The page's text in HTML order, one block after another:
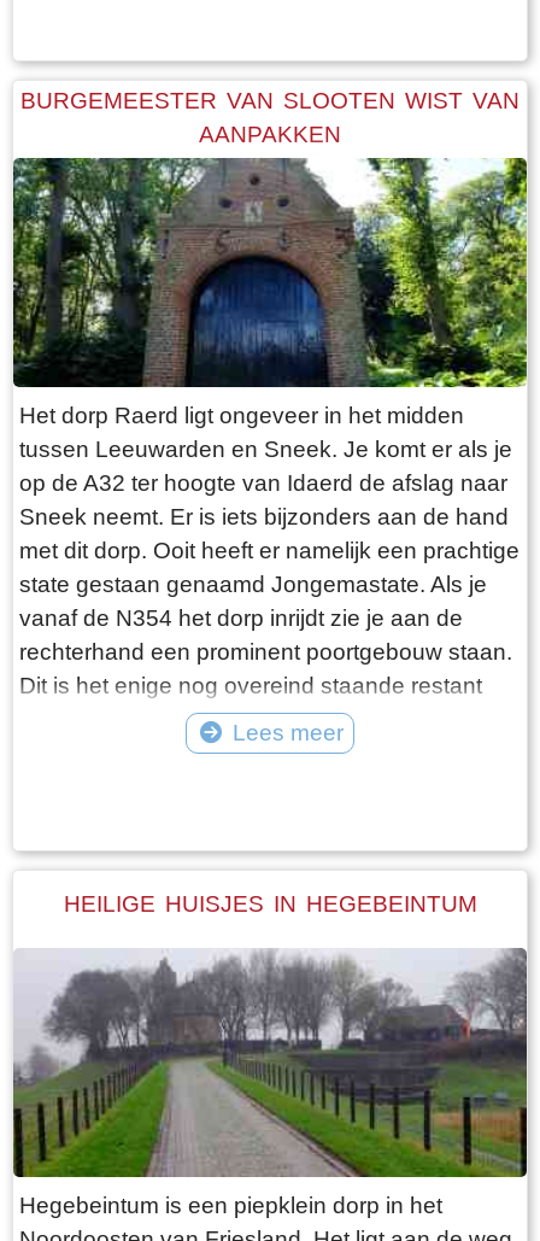
linker restaurant dat sinds een paar jaar in de
voormalige zoutloods gevestigd is. Zolang de
voorraad strekt welteverstaan. De naam
“Laaksumer Bot” suggereert dat de vis terplekke
gevangen wordt. En niets is minder waar.
Tegenover de twee visrestaurants ligt in het
kleinste haventje van Europa eenzaam en
alleen de HL6. Navraag in het restaurant leert
dan dit de vissersboot van de gebroeders De
Vries is. Zij zijn de laatste overgebleven vissers
van Laaksum. Eerder was er sprake van een
bescheiden vloot maar de meeste vissers van
Laaksum zijn er al lang geleden mee gestopt.
De gebroeders De Vries houden het dus nog vol
en vangen regelmatig bot bij Laaksum. Ik hoor
dat de ze inmiddels aardig op leeftijd zijn, in
ieder geval over de zestig. Ik hoop dat ze het
nog even kunnen volhouden tot aan hun
pensioenleeftijd. Want zodra zij ermee stoppen
vangt iedereen bot bij Laaksum.
BURGEMEESTER VAN SLOOTEN WIST VAN
AANPAKKEN
Het dorp Raerd ligt ongeveer in het midden
tussen Leeuwarden en Sneek. Je komt er als je
op de A32 ter hoogte van Idaerd de afslag naar
Sneek neemt. Er is iets bijzonders aan de hand
met dit dorp. Ooit heeft er namelijk een prachtige
state gestaan genaamd Jongemastate. Als je
vanaf de N354 het dorp inrijdt zie je aan de
rechterhand een prominent poortgebouw staan.
Dit is het enige nog overeind staande restant
van Jongemastate. Het poortgebouw geeft
toegang tot het park Jongemastate. In het
aub”. Het is de moeite waard om het park eens
heeft. Grote brokken zandsteen liggen her en
der verspreid door het park alsof er een enorme
explosie heeft plaatsgevonden. Niets is minder
waar. De laatste bewoner van Jongemastate
was Burgemeester van Slooten. Hij was
burgemeester van de gemeente
Rauwerderhem. Het voormalige gemeentehuis
staat een eindje verderop. Het is moeilijk voor te
stellen maar toen hij verhuisde heeft hij de state
Lees meer
HEILIGE HUISJES IN HEGEBEINTUM
Hegebeintum is een piepklein dorp in het